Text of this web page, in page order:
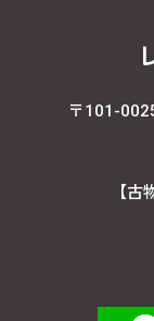
〒101-
【